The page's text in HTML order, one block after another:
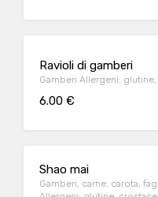
Ravioli di gamberi
Gamberi Allergeni:
6.00 €
Shao mai
Gamberi, carne, carota,